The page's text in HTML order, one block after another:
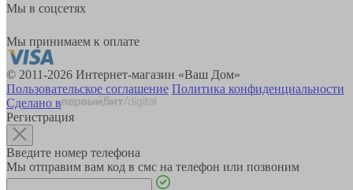
Мы в соцсетях
Мы принимаем к оплате
© 2011-2026 Интернет-магазин «Ваш Дом»
Пользовательское соглашение Политика конфиденциальности
Сделано в
Регистрация
Введите номер телефона
Мы отправим вам код в смс на телефон или позвоним